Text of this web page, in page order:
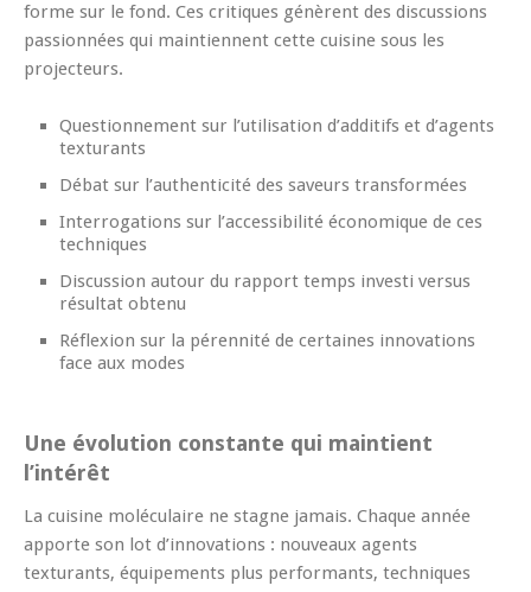
forme sur le fond. Ces critiques génèrent des discussions
passionnées qui maintiennent cette cuisine sous les
projecteurs.
Questionnement sur l’utilisation d’additifs et d’agents
texturants
Débat sur l’authenticité des saveurs transformées
Interrogations sur l’accessibilité économique de ces
techniques
Discussion autour du rapport temps investi versus
résultat obtenu
Réflexion sur la pérennité de certaines innovations
face aux modes
Une évolution constante qui maintient
l’intérêt
La cuisine moléculaire ne stagne jamais. Chaque année
apporte son lot d’innovations : nouveaux agents
texturants, équipements plus performants, techniques